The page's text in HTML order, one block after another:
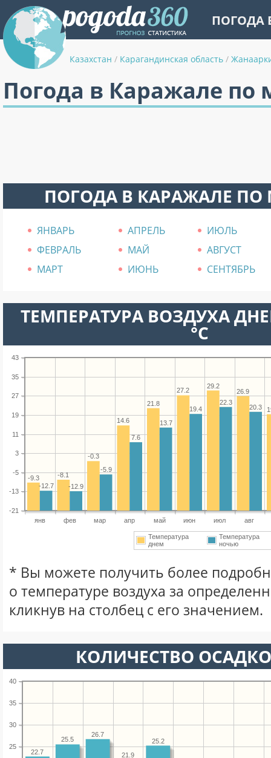
ПОГОДА
Казахстан / Карагандинская область /
Погода в Каражале по
ПОГОДА В КАРАЖАЛЕ
ЯНВАРЬ АПРЕЛЬ
ИЮЛЬ
ФЕВРАЛЬ
МАЙ
АВГУСТ
МАРТ
ИЮНЬ СЕНТЯБРЬ
ТЕМПЕРАТУРА ВОЗДУХА
°C
янв фев мар апр май июн июл авг
-21
-13
-5
3
11
19
27
35
43
26.9
29.2
27.2
21.8
14.6
-0.3
-8.1
-9.3
20.3
22.3
19.4
13.7
7.6
-5.9
-12.9
-12.7
Температура
днем
Температура
ночью
* Вы можете получить более
о температуре воздуха за
кликнув на столбец с его значением.
КОЛИЧЕСТВО
25
30
35
40
25.2
21.9
26.7
25.5
22.7